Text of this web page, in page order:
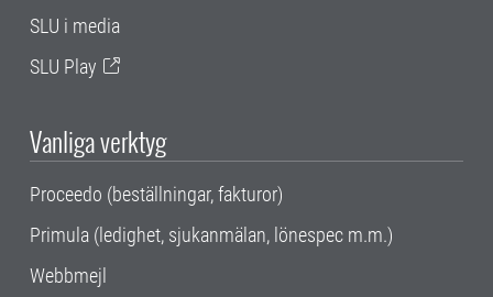
SLU i media
SLU Play
Vanliga verktyg
Proceedo (beställningar, fakturor)
Primula (ledighet, sjukanmälan, lönespec m.m.)
Webbmejl